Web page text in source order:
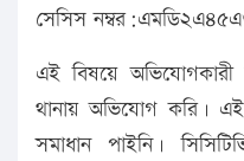
সেসিস
এই বিষয়ে
থানায় অভিযোগ করি। এই
সমাধান পাইনি।